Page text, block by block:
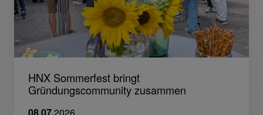
HNX Sommerfest bringt
Gründungscommunity zusammen